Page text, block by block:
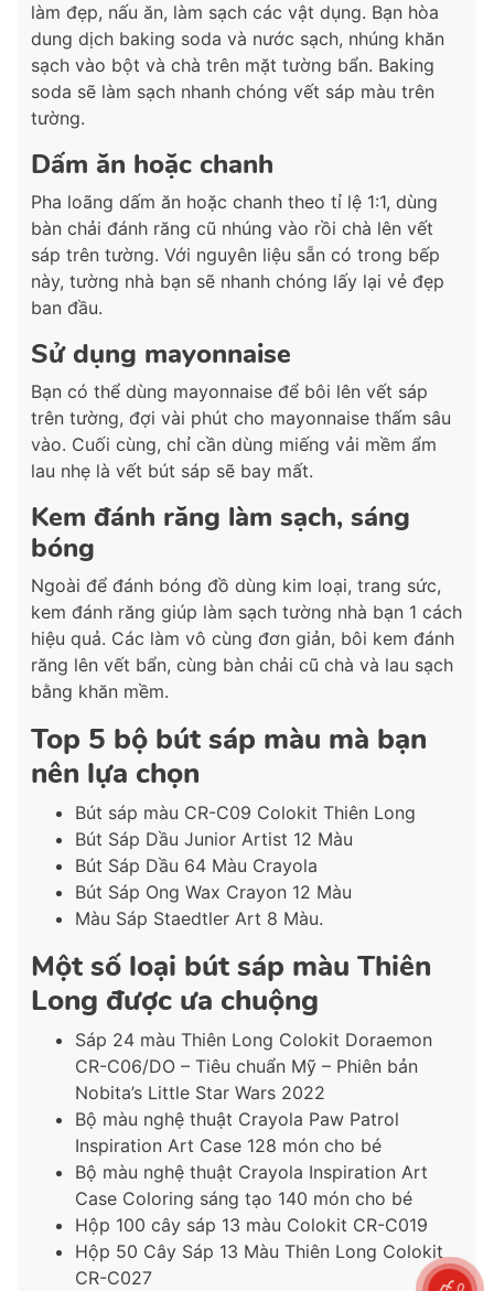
làm đẹp, nấu ăn, làm sạch các vật dụng. Bạn hòa
dung dịch baking soda và nước sạch, nhúng khăn
sạch vào bột và chà trên mặt tường bẩn. Baking
soda sẽ làm sạch nhanh chóng vết sáp màu trên
tường.
Dấm ăn hoặc chanh
Pha loãng dấm ăn hoặc chanh theo tỉ lệ 1:1, dùng
bàn chải đánh răng cũ nhúng vào rồi chà lên vết
sáp trên tường. Với nguyên liệu sẵn có trong bếp
này, tường nhà bạn sẽ nhanh chóng lấy lại vẻ đẹp
ban đầu.
Sử dụng mayonnaise
Bạn có thể dùng mayonnaise để bôi lên vết sáp
trên tường, đợi vài phút cho mayonnaise thấm sâu
vào. Cuối cùng, chỉ cần dùng miếng vải mềm ẩm
lau nhẹ là vết bút sáp sẽ bay mất.
Kem đánh răng làm sạch, sáng
bóng
Ngoài để đánh bóng đồ dùng kim loại, trang sức,
kem đánh răng giúp làm sạch tường nhà bạn 1 cách
hiệu quả. Các làm vô cùng đơn giản, bôi kem đánh
răng lên vết bẩn, cùng bàn chải cũ chà và lau sạch
bằng khăn mềm.
Top 5 bộ bút sáp màu mà bạn
nên lựa chọn
Bút sáp màu CR-C09 Colokit Thiên Long
Bút Sáp Dầu Junior Artist 12 Màu
Bút Sáp Dầu 64 Màu Crayola
Bút Sáp Ong Wax Crayon 12 Màu
Màu Sáp Staedtler Art 8 Màu.
Một số loại bút sáp màu Thiên
Long được ưa chuộng
Sáp 24 màu Thiên Long Colokit Doraemon
CR-C06/DO – Tiêu chuẩn Mỹ – Phiên bản
Nobita’s Little Star Wars 2022
Bộ màu nghệ thuật Crayola Paw Patrol
Inspiration Art Case 128 món cho bé
Bộ màu nghệ thuật Crayola Inspiration Art
Case Coloring sáng tạo 140 món cho bé
Hộp 100 cây sáp 13 màu Colokit CR-C019
Hộp 50 Cây Sáp 13 Màu Thiên Long Colokit
CR-C027
0